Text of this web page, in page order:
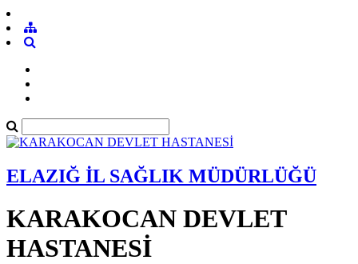
ELAZIĞ İL SAĞLIK MÜDÜRLÜĞÜ
KARAKOCAN DEVLET
HASTANESİ